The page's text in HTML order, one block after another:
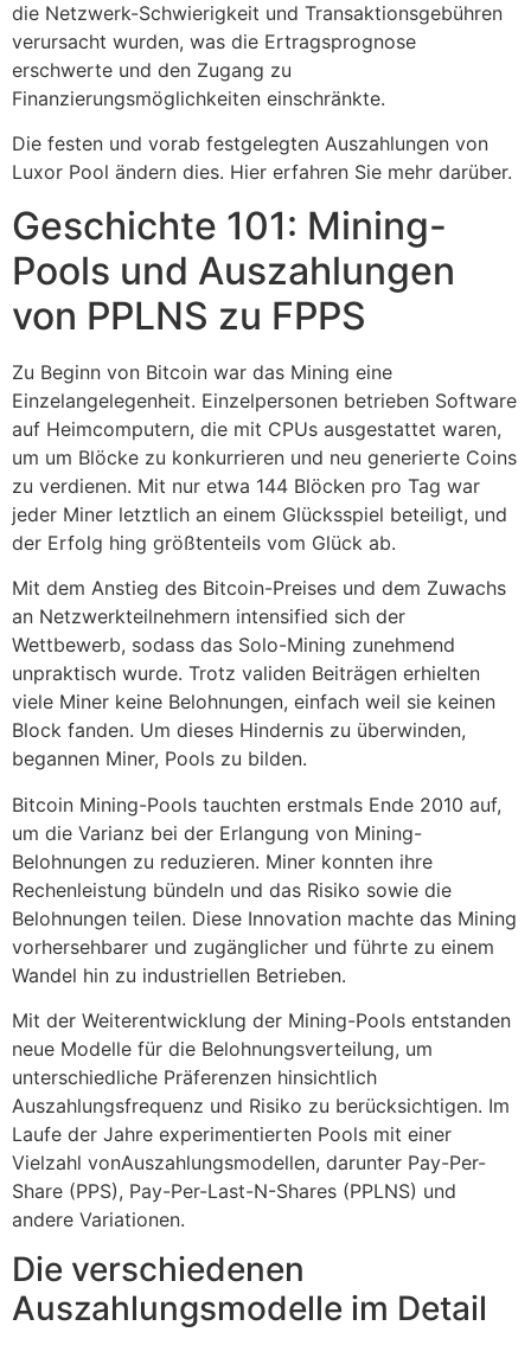
die Netzwerk-Schwierigkeit und Transaktionsgebühren
verursacht wurden, was die Ertragsprognose
erschwerte und den Zugang zu
Finanzierungsmöglichkeiten einschränkte.
Die festen und vorab festgelegten Auszahlungen von
Luxor Pool ändern dies. Hier erfahren Sie mehr darüber.
Geschichte 101: Mining-
Pools und Auszahlungen
von PPLNS zu FPPS
Zu Beginn von Bitcoin war das Mining eine
Einzelangelegenheit. Einzelpersonen betrieben Software
auf Heimcomputern, die mit CPUs ausgestattet waren,
um um Blöcke zu konkurrieren und neu generierte Coins
zu verdienen. Mit nur etwa 144 Blöcken pro Tag war
jeder Miner letztlich an einem Glücksspiel beteiligt, und
der Erfolg hing größtenteils vom Glück ab.
Mit dem Anstieg des Bitcoin-Preises und dem Zuwachs
an Netzwerkteilnehmern intensified sich der
Wettbewerb, sodass das Solo-Mining zunehmend
unpraktisch wurde. Trotz validen Beiträgen erhielten
viele Miner keine Belohnungen, einfach weil sie keinen
Block fanden. Um dieses Hindernis zu überwinden,
begannen Miner, Pools zu bilden.
Bitcoin Mining-Pools tauchten erstmals Ende 2010 auf,
um die Varianz bei der Erlangung von Mining-
Belohnungen zu reduzieren. Miner konnten ihre
Rechenleistung bündeln und das Risiko sowie die
Belohnungen teilen. Diese Innovation machte das Mining
vorhersehbarer und zugänglicher und führte zu einem
Wandel hin zu industriellen Betrieben.
Mit der Weiterentwicklung der Mining-Pools entstanden
neue Modelle für die Belohnungsverteilung, um
unterschiedliche Präferenzen hinsichtlich
Auszahlungsfrequenz und Risiko zu berücksichtigen. Im
Laufe der Jahre experimentierten Pools mit einer
Vielzahl vonAuszahlungsmodellen, darunter Pay-Per-
Share (PPS), Pay-Per-Last-N-Shares (PPLNS) und
andere Variationen.
Die verschiedenen
Auszahlungsmodelle im Detail